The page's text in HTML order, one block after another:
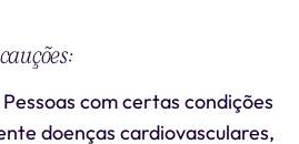
com certas condições
doenças cardiovasculares,